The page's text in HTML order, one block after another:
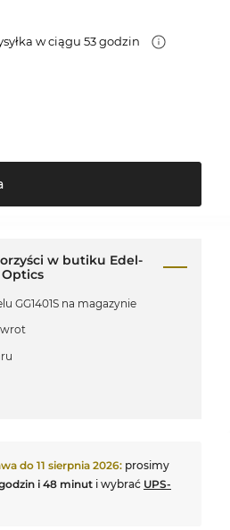
w ciągu 53 godzin
w butiku Edel-
Optics
GG1401S na magazynie
do 11 sierpnia 2026: prosimy
i 48 minut i wybrać UPS-